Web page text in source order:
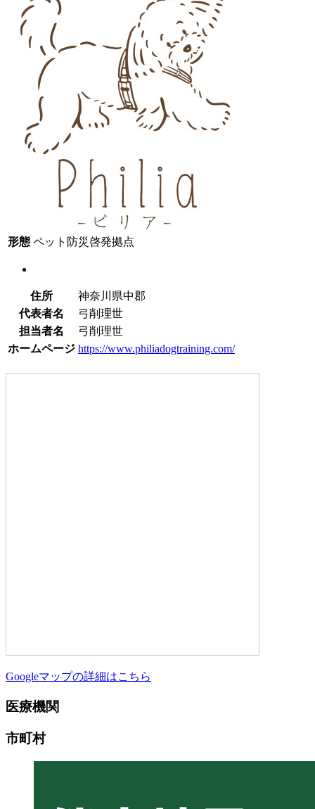
形態 ペット防災啓発拠点
住所
神奈川県中郡
代表者名
弓削理世
担当者名
弓削理世
ホームページ https://www.philiadogtraining.com/
Googleマップの詳細はこちら
医療機関
市町村